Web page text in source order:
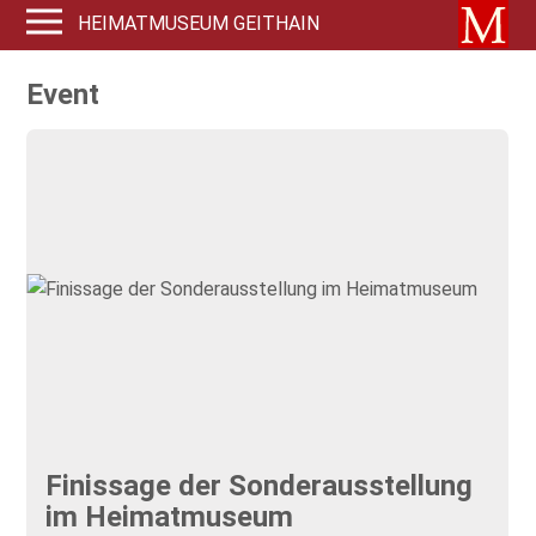
HEIMATMUSEUM GEITHAIN
Event
Finissage der Sonderausstellung
im Heimatmuseum